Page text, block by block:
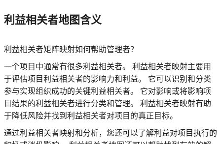
利益相关者地图含义
利益相关者矩阵映射如何帮助管理者？
一个项目中通常有很多利益相关者。 利益相关者映射主要用
于评估项目利益相关者的影响力和利益。 它可以识别和分类
参与实现组织成功的关键利益相关者。 它对影响或将影响项
目结果的利益相关者进行分类和管理。 利益相关者映射有助
于降低风险并找到利益相关者对项目的真正目标。
通过利益相关者映射和分析，您还可以了解利益对项目执行的